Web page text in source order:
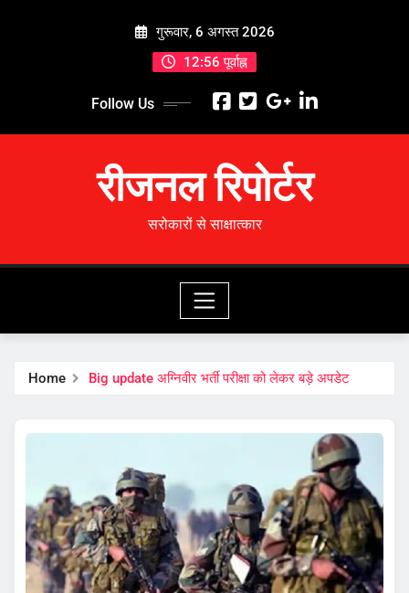
गुरूवार, 6 अगस्त 2026
12:56 पूर्वाह्न
Follow Us
रीजनल रिपोर्टर
सरोकारों से साक्षात्कार
Home Big update अग्निवीर भर्ती परीक्षा को लेकर बड़े अपडेट